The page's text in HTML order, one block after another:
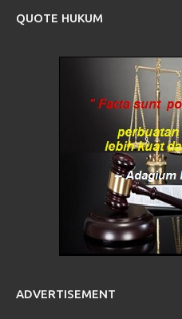
QUOTE HUKUM
ADVERTISEMENT